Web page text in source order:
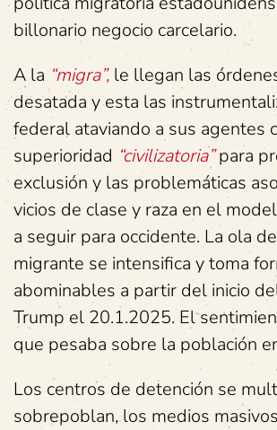
billonario negocio carcelario.
A la “migra”, le llegan las
desatada y esta las
federal ataviando a sus agentes
superioridad “civilizatoria”para
exclusión y las problemáticas
vicios de clase y raza en el
a seguir para occidente. La ola
migrante se intensifica y toma
abominables a partir del inicio
Trump el 20.1.2025. El
que pesaba sobre la población
Los centros de detención se
sobrepoblan, los medios